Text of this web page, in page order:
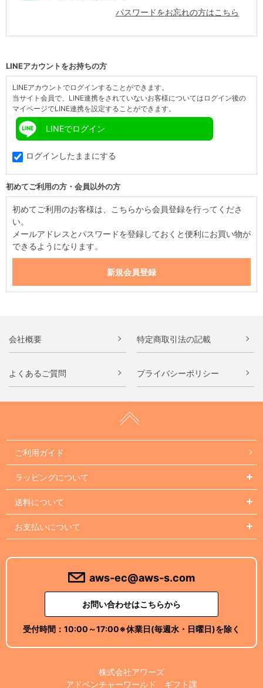
パスワードをお忘れの方はこちら
LINEアカウントをお持ちの方
LINEアカウントでログインすることができます。
当サイト会員で、LINE連携をされていないお客様についてはログイン後の
マイページでLINE連携を設定することができます。
LINEでログイン
ログインしたままにする
初めてご利用の方・会員以外の方
初めてご利用のお客様は、こちらから会員登録を行ってくださ
い。
メールアドレスとパスワードを登録しておくと便利にお買い物が
できるようになります。
会社概要 特定商取引法の記載
よくあるご質問 プライバシーポリシー
ご利用ガイド
ラッピングについて
送料について
お支払いについて
aws-ec@aws-s.com
お問い合わせはこちらから
受付時間： 10:00～17:00※休業日(毎週水・日曜日)を除く
株式会社アワーズ
アドベンチャーワールド ギフト課